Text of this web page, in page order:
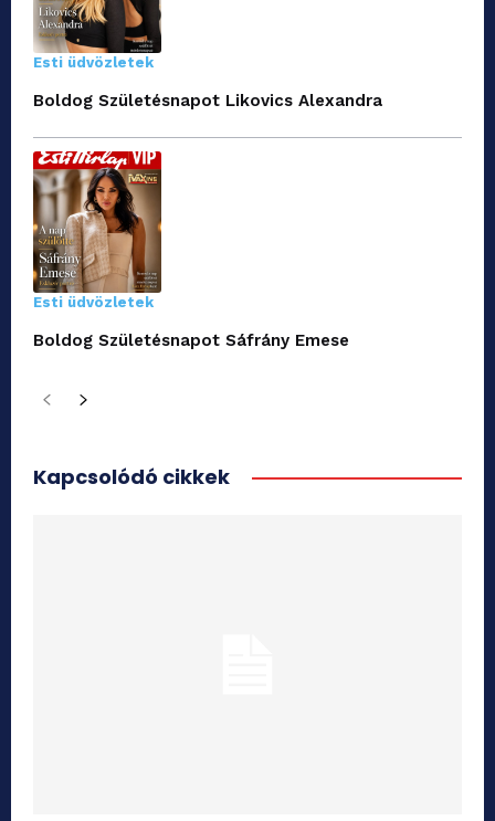
Esti üdvözletek
Boldog Születésnapot Likovics Alexandra
Esti üdvözletek
Boldog Születésnapot Sáfrány Emese
Kapcsolódó cikkek